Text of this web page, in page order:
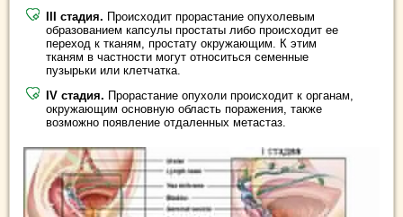
III стадия. Происходит прорастание опухолевым
образованием капсулы простаты либо происходит ее
переход к тканям, простату окружающим. К этим
тканям в частности могут относиться семенные
пузырьки или клетчатка.
IV стадия. Прорастание опухоли происходит к органам,
окружающим основную область поражения, также
возможно появление отдаленных метастаз.